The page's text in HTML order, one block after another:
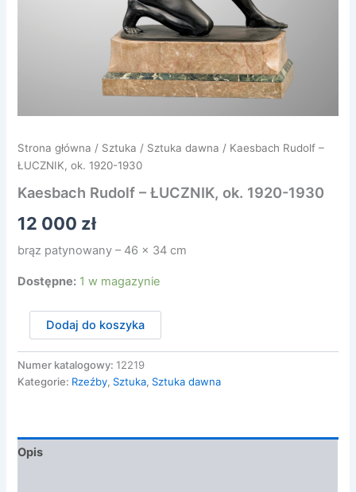
Strona główna / Sztuka / Sztuka dawna / Kaesbach Rudolf –
ŁUCZNIK, ok. 1920-1930
Kaesbach Rudolf – ŁUCZNIK, ok. 1920-1930
12 000 zł
brąz patynowany – 46 x 34 cm
Dostępne: 1 w magazynie
Kaesbach
Rudolf
-
ŁUCZNIK,
Dodaj do koszyka
Numer katalogowy:12219
Kategorie: Rzeźby, Sztuka, Sztuka dawna
Opis